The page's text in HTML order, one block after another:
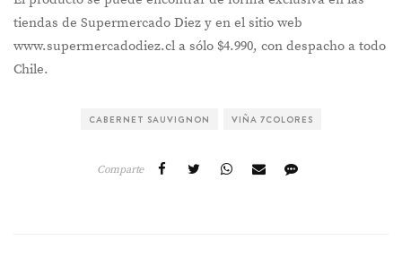
tiendas de Supermercado Diez y en el sitio web
www.supermercadodiez.cl a sólo $4.990, con despacho a todo
Chile.
CABERNET SAUVIGNON VIÑA 7COLORES
Comparte